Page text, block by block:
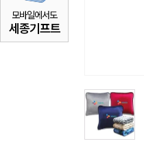
모바일에서도
세종기프트